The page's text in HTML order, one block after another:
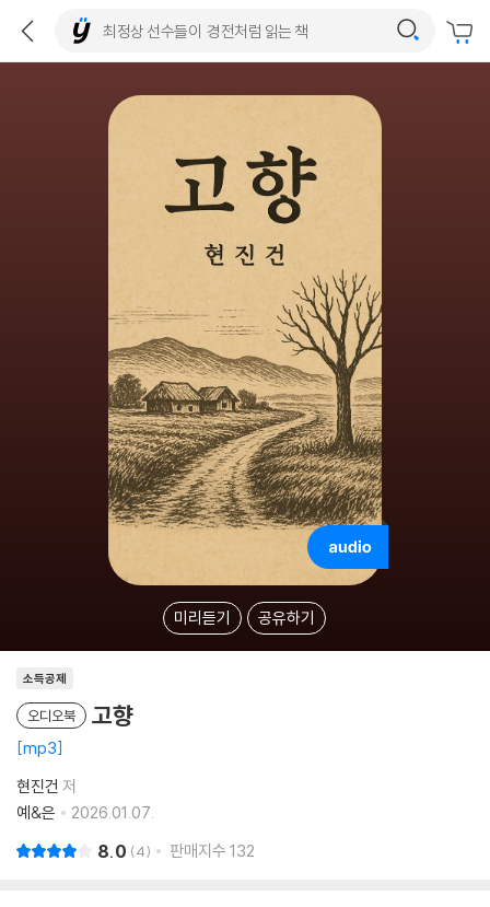
미리듣기 공유하기
소득공제
오디오북 고향
mp3
현진건 저
예&은
2026.01.07.
8.0 4 판매지수 132